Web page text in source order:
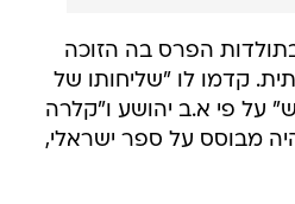
הפרס בה הזוכה
קדמו לו "שליחותו של
על פי א.ב יהושע ו"קלרה
מבוסס על ספר ישראלי,